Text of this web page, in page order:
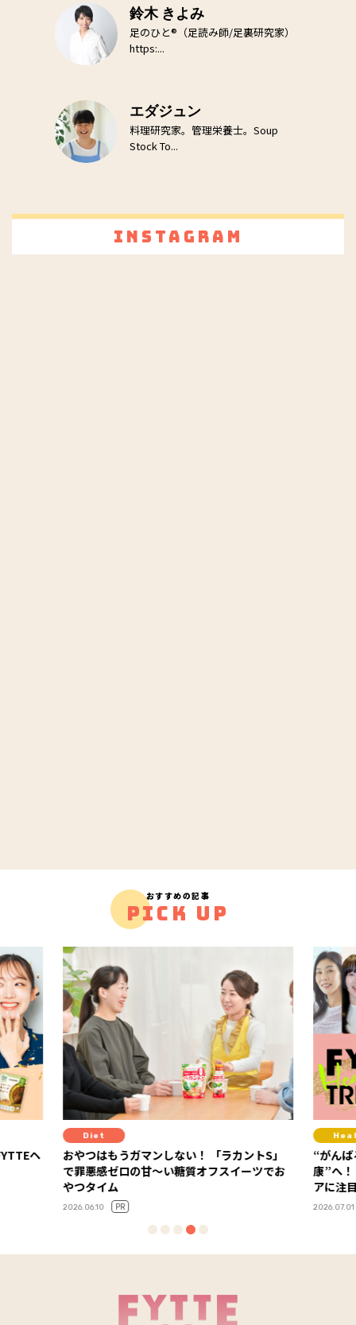
鈴木 きよみ
足のひと®（足読み師/足裏研究家）
https:...
エダジュン
料理研究家。管理栄養士。Soup
Stock To...
Instagram
おすすめの記事
PICK UP
トS」
Healthcare
“がんばる健康”から“心地よく整える健
康”へ！ 2026年下半期は運動・休養・血糖ケ
アに注目
2026.07.01
１本で
践する
2026.07.16